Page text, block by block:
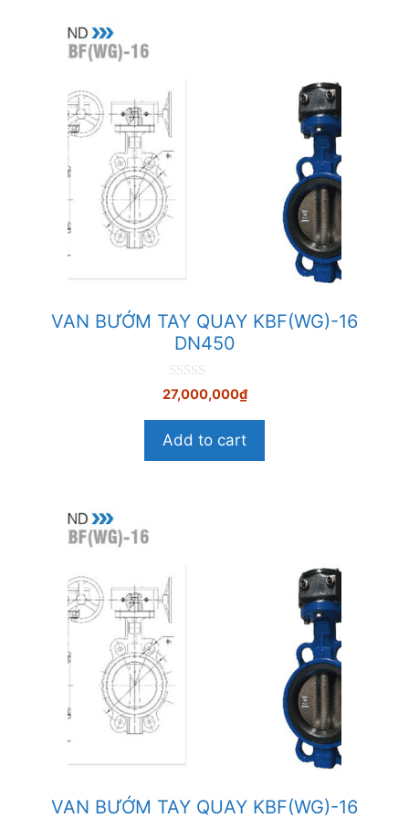
VAN BƯỚM TAY QUAY KBF(WG)-16
DN450
0
n
à
27,000,000₫
Add to cart
VAN BƯỚM TAY QUAY KBF(WG)-16